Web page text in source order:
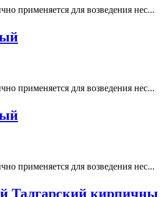
применяется для возведения нес...
применяется для возведения нес...
применяется для возведения нес...
Талгарский кирпичны